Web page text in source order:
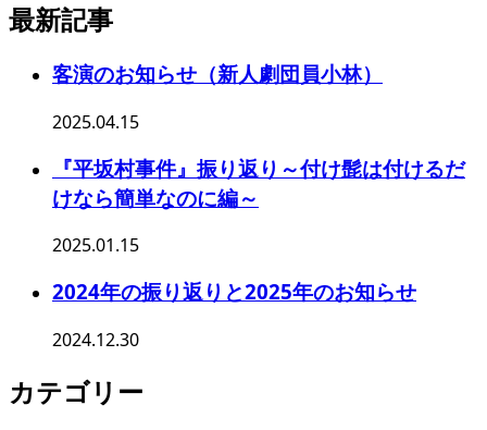
最新記事
客演のお知らせ（新人劇団員小林）
2025.04.15
『平坂村事件』振り返り～付け髭は付けるだ
けなら簡単なのに編～
2025.01.15
2024年の振り返りと2025年のお知らせ
2024.12.30
カテゴリー